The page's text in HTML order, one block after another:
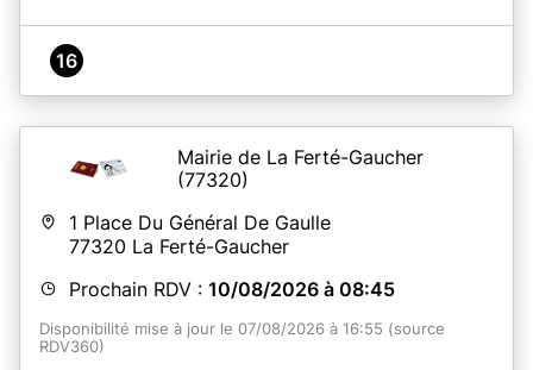
16
Mairie de La Ferté-Gaucher
(77320)
1 Place Du Général De Gaulle
77320 La Ferté-Gaucher
Prochain RDV : 10/08/2026 à 08:45
Disponibilité mise à jour le 07/08/2026 à 16:55 (source
RDV360)